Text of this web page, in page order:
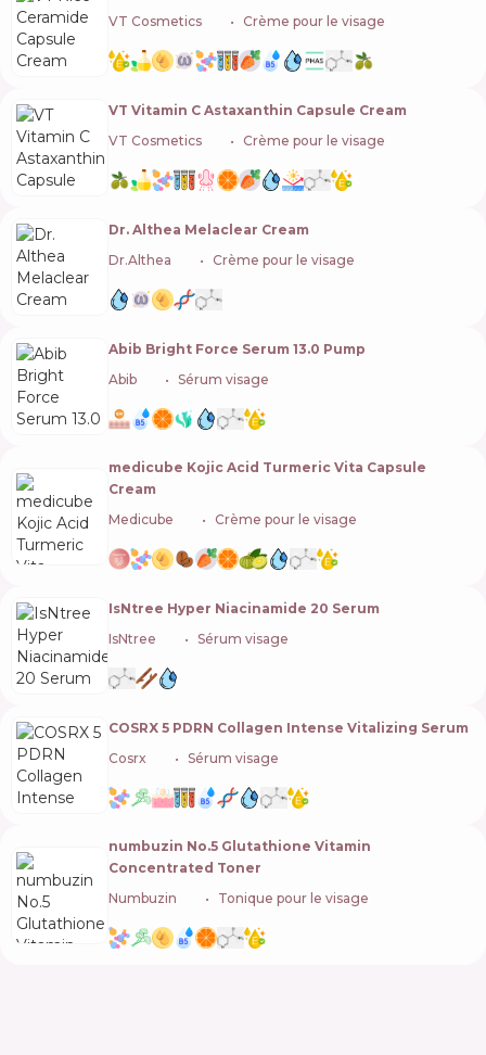
VT Cosmetics
Crème pour le visage
VT Vitamin C Astaxanthin Capsule Cream
VT Cosmetics
Crème pour le visage
Dr. Althea Melaclear Cream
Dr.Althea
Crème pour le visage
Abib Bright Force Serum 13.0 Pump
Abib
Sérum visage
medicube Kojic Acid Turmeric Vita Capsule
Cream
Medicube
Crème pour le visage
IsNtree Hyper Niacinamide 20 Serum
IsNtree
Sérum visage
COSRX 5 PDRN Collagen Intense Vitalizing Serum
Cosrx
Sérum visage
numbuzin No.5 Glutathione Vitamin
Concentrated Toner
Numbuzin
Tonique pour le visage